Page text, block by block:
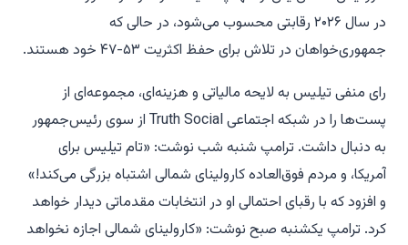
در سال ۲۰۲۶ رقابتی محسوب می‌شود، در حالی که
جمهوری‌خواهان در تلاش برای حفظ اکثریت ۵۳-۴۷ خود هستند.
رای منفی تیلیس به لایحه مالیاتی و هزینه‌ای، مجموعه‌ای از
پست‌ها را در شبکه اجتماعی Truth Social از سوی رئیس‌جمهور
به دنبال داشت. ترامپ شنبه شب نوشت: «تام تیلیس برای
آمریکا، و مردم فوق‌العاده کارولینای شمالی اشتباه بزرگی می‌کند!»
و افزود که با رقبای احتمالی او در انتخابات مقدماتی دیدار خواهد
کرد. ترامپ یکشنبه صبح نوشت: «کارولینای شمالی اجازه نخواهد